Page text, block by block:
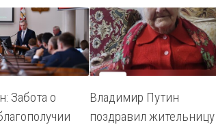
Забота о
Владимир Путин
поздравил жительницу